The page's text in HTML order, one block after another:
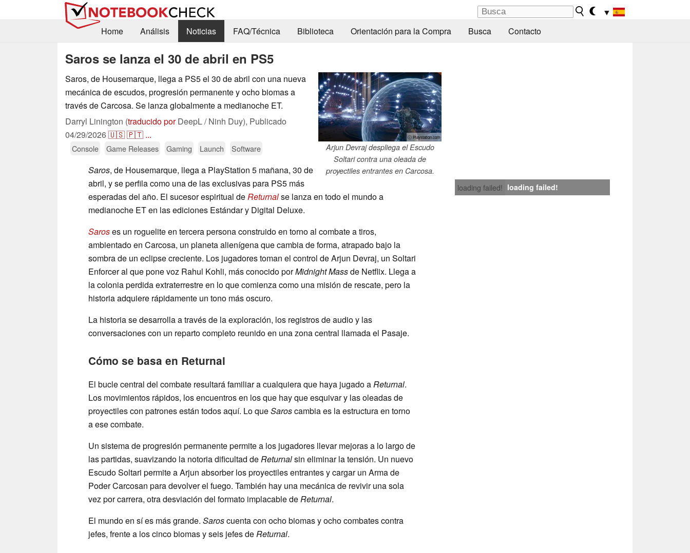
▼
Home
Análisis Noticias FAQ/Técnica Biblioteca Orientación para la Compra Busca Contacto
Saros se lanza el 30 de abril en PS5
ⓘ Playstation.com
Arjun Devraj despliega el Escudo
Soltari contra una oleada de
proyectiles entrantes en Carcosa.
Saros, de Housemarque, llega a PS5 el 30 de abril con una nueva
mecánica de escudos, progresión permanente y ocho biomas a
través de Carcosa. Se lanza globalmente a medianoche ET.
Darryl Linington (traducido porDeepL / Ninh Duy), Publicado
04/29/2026🇺🇸🇵🇹 ...
Console Game Releases Gaming Launch Software
loading failed! loading failed!
Saros, de Housemarque, llega a PlayStation 5 mañana, 30 de
abril, y se perfila como una de las exclusivas para PS5 más
esperadas del año. El sucesor espiritual deReturnalse lanza en todo el mundo a
medianoche ET en las ediciones Estándar y Digital Deluxe.
Saroses un roguelite en tercera persona construido en torno al combate a tiros,
ambientado en Carcosa, un planeta alienígena que cambia de forma, atrapado bajo la
sombra de un eclipse creciente. Los jugadores toman el control de Arjun Devraj, un Soltari
Enforcer al que pone voz Rahul Kohli, más conocido porMidnight Massde Netflix. Llega a
la colonia perdida extraterrestre en lo que comienza como una misión de rescate, pero la
historia adquiere rápidamente un tono más oscuro.
La historia se desarrolla a través de la exploración, los registros de audio y las
conversaciones con un reparto completo reunido en una zona central llamada el Pasaje.
Cómo se basa en Returnal
El bucle central del combate resultará familiar a cualquiera que haya jugado aReturnal.
Los movimientos rápidos, los encuentros en los que hay que esquivar y las oleadas de
proyectiles con patrones están todos aquí. Lo queSaroscambia es la estructura en torno
a ese combate.
Un sistema de progresión permanente permite a los jugadores llevar mejoras a lo largo de
las partidas, suavizando la notoria dificultad deReturnalsin eliminar la tensión. Un nuevo
Escudo Soltari permite a Arjun absorber los proyectiles entrantes y cargar un Arma de
Poder Carcosan para devolver el fuego. También hay una mecánica de revivir una sola
vez por carrera, otra desviación del formato implacable deReturnal.
El mundo en sí es más grande. Saroscuenta con ocho biomas y ocho combates contra
jefes, frente a los cinco biomas y seis jefes deReturnal.